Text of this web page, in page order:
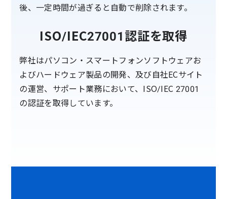
後、一定時間が過ぎると自動で削除されます。
ISO/IEC27001認証を取得
弊社はパソコン・スマートフォンソフトウェアお
よびハードウェア製品の開発、及び自社ECサイト
の運営、サポート業務において、ISO/IEC 27001
の認証を取得しています。